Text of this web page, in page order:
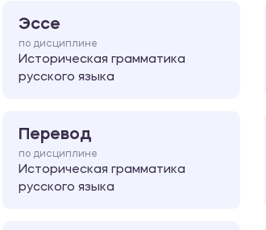
Эссе
по дисциплине
Историческая грамматика
русского языка
Перевод
по дисциплине
Историческая грамматика
русского языка